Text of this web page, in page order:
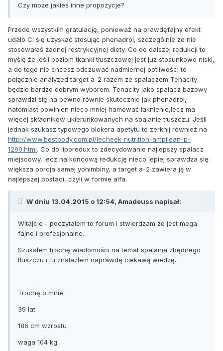
Czy może jakieś inne propozycje?
Przede wszystkim gratulację, ponieważ na prawdęfajny efekt
udało Ci się uzyskać stosując phenadrol, szczególnie że nie
stosowałaś żadnej restrykcyjnej diety. Co do dalszej redukcji to
myślę że jeśli poziom tkanki tłuszczowej jest już stosunkowo niski,
a do tego nie chcesz odczuwać nadmiernej potliwości to
połącznie analyzed target a-2 razem ze spalaczem Tenacity
będzie bardzo dobrym wyborem. Tenacity jako spalacz bazowy
sprawdzi się na pewno równie skutecznie jak phenadrol,
natomiast powinien nieco mniej hamować łaknienie,lecz ma
więcej składników ukierunkowanych na spalanie tłuszczu. Jeśli
jednak szukasz typowego blokera apetytu to zerknij również na
http://www.bestbody.com.pl/lecheek-nutrition-ampilean-p-
1290.html. Co do liporedux to zdecydowanie najlepszy spalacz
miejscowy, lecz na końcową redukcję nieco lepiej sprawdza się
większa porcja samej yohimbiny, a target a-2 zawiera ją w
najlepszej postaci, czyli w formie alfa.
W dniu 13.04.2015 o 12:54, Amadeuss napisał:
Witajcie - poczytałem to forum i stwierdzam że jest mega
fajne i profesjonalne.
Szukałem trochę wiadomości na temat spalania zbędnego
tłuszczu i tu znalazłem naprawdę ciekawą wiedzę.
Trochę o mnie:
39 lat
186 cm wzrostu
waga 104 kg